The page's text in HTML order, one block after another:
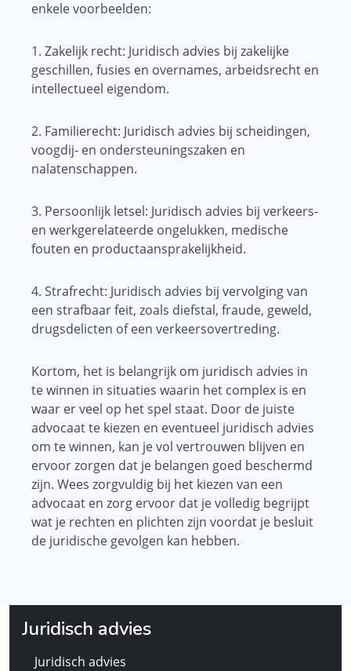
enkele voorbeelden:
1. Zakelijk recht: Juridisch advies bij zakelijke
geschillen, fusies en overnames, arbeidsrecht en
intellectueel eigendom.
2. Familierecht: Juridisch advies bij scheidingen,
voogdij- en ondersteuningszaken en
nalatenschappen.
3. Persoonlijk letsel: Juridisch advies bij verkeers-
en werkgerelateerde ongelukken, medische
fouten en productaansprakelijkheid.
4. Strafrecht: Juridisch advies bij vervolging van
een strafbaar feit, zoals diefstal, fraude, geweld,
drugsdelicten of een verkeersovertreding.
Kortom, het is belangrijk om juridisch advies in
te winnen in situaties waarin het complex is en
waar er veel op het spel staat. Door de juiste
advocaat te kiezen en eventueel juridisch advies
om te winnen, kan je vol vertrouwen blijven en
ervoor zorgen dat je belangen goed beschermd
zijn. Wees zorgvuldig bij het kiezen van een
advocaat en zorg ervoor dat je volledig begrijpt
wat je rechten en plichten zijn voordat je besluit
de juridische gevolgen kan hebben.
Juridisch advies
Juridisch advies